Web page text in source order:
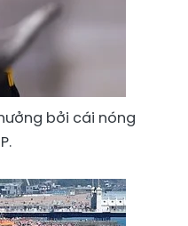
bởi cái nóng